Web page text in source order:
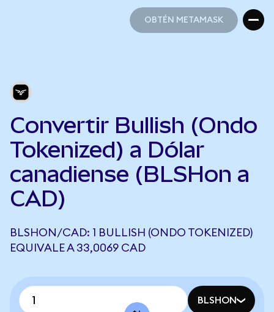
OBTÉN METAMASK
Convertir Bullish (Ondo
Tokenized) a Dólar
canadiense (BLSHon a
CAD)
BLSHON/CAD: 1 BULLISH (ONDO TOKENIZED)
EQUIVALE A 33,0069 CAD
BLSHON